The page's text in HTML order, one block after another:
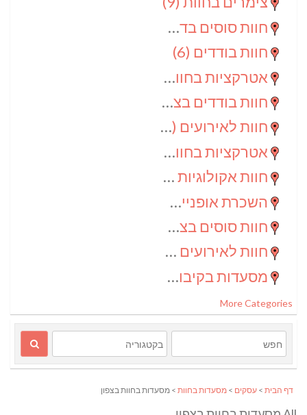
חוות סוסים בדרום
חוות בודדים (6)
אטרקציות בחוות
חוות בודדים בצפון
חוות לאירועים (4)
אטרקציות בחוות בדרום
חוות אקולוגיות(2)
השכרת אופניים
חוות סוסים בצפון
חוות לאירועים בדרום
מסעדות בקיבוצים
More Categories
דף הבית > עסקים > מסעדות בחוות > מסעדות בחוות בצפון